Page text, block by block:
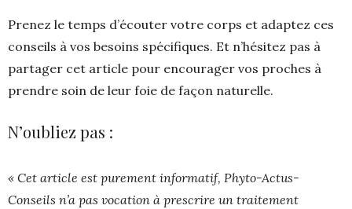
Prenez le temps d’écouter votre corps et adaptez ces
conseils à vos besoins spécifiques. Et n’hésitez pas à
partager cet article pour encourager vos proches à
prendre soin de leur foie de façon naturelle.
N’oubliez pas :
« Cet article est purement informatif, Phyto-Actus-
Conseils n’a pas vocation à prescrire un traitement